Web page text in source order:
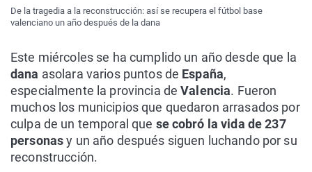
De la tragedia a la reconstrucción: así se recupera el fútbol base
valenciano un año después de la dana
Este miércoles se ha cumplido un año desde que la
dana asolara varios puntos de España,
especialmente la provincia deValencia. Fueron
muchos los municipios que quedaron arrasados por
culpa de un temporal que se cobró la vida de 237
personasy un año después siguen luchando por su
reconstrucción.